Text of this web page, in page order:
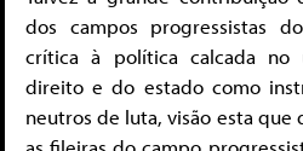
dos campos progressistas
crítica à política calcada no
direito e do estado como
neutros de luta, visão esta